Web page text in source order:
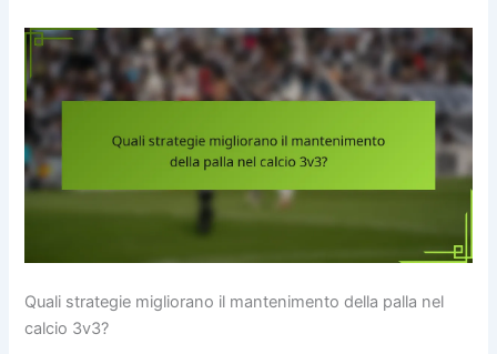
Quali strategie migliorano il mantenimento della palla nel
calcio 3v3?